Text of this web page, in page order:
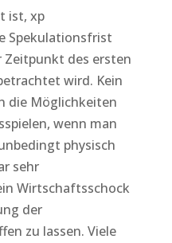
ist, xp
Spekulationsfrist
Zeitpunkt des ersten
wird. Kein
die Möglichkeiten
wenn man
physisch
sehr
Wirtschaftsschock
der
zu lassen. Viele